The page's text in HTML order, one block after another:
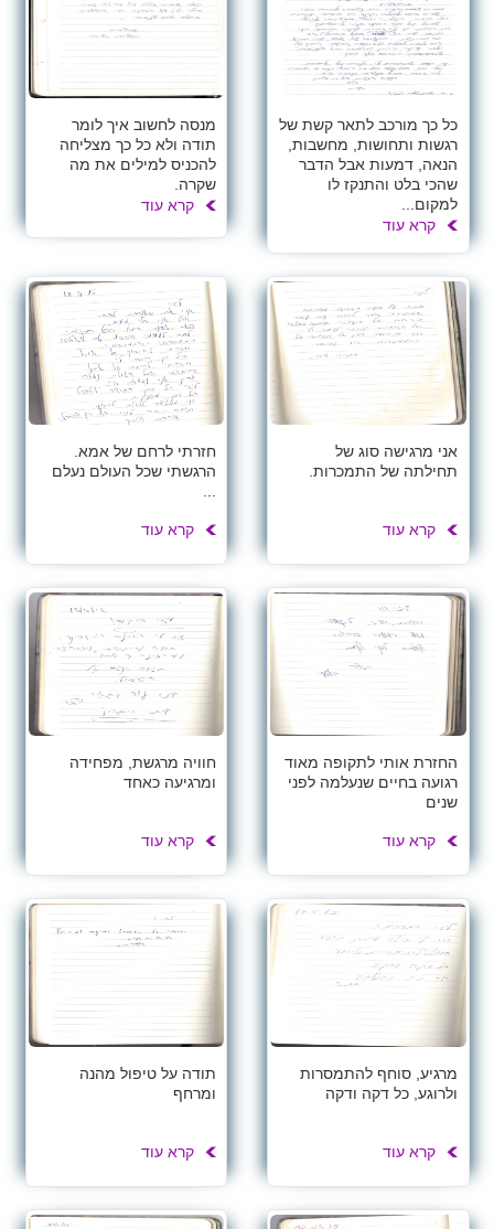
כל כך מורכב לתאר קשת של
רגשות ותחושות, מחשבות,
הנאה, דמעות אבל הדבר
שהכי בלט והתנקז לו
למקום...
קרא עוד
מנסה לחשוב איך לומר
תודה ולא כל כך מצליחה
להכניס למילים את מה
שקרה.
קרא עוד
אני מרגישה סוג של
תחילתה של התמכרות.
קרא עוד
חזרתי לרחם של אמא.
הרגשתי שכל העולם נעלם
קרא עוד
החזרת אותי לתקופה מאוד
רגועה בחיים שנעלמה לפני
שנים
קרא עוד
חוויה מרגשת, מפחידה
ומרגיעה כאחד
קרא עוד
מרגיע, סוחף להתמסרות
ולרוגע, כל דקה ודקה
קרא עוד
תודה על טיפול מהנה
ומרחף
קרא עוד